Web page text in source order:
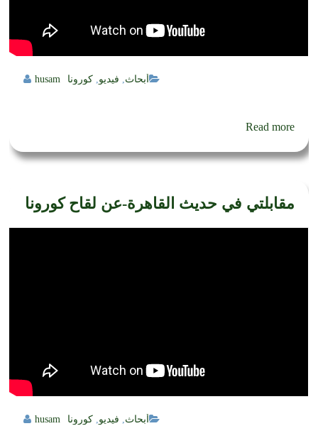
husam أبحاث فيديو كورونا
Read more
مقابلتي في حديث القاهرة-عن لقاح كورونا
husam أبحاث فيديو كورونا